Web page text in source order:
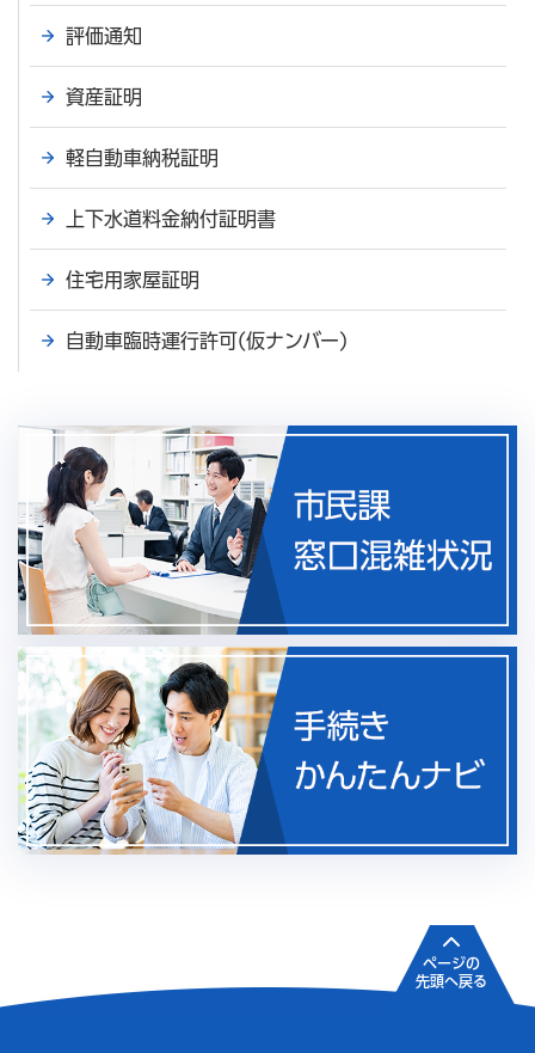
評価通知
資産証明
軽自動車納税証明
上下水道料金納付証明書
住宅用家屋証明
自動車臨時運行許可(仮ナンバー)
ページの
先頭へ戻る